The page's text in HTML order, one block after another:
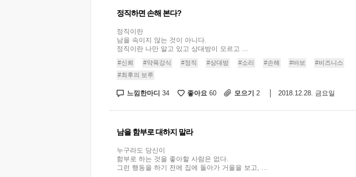
정직하면 손해 본다?
정직이란
남을 속이지 않는 것이 아니다.
정직이란 나만 알고 있고 상대방이 모르고 ...
#신뢰 #약육강식 #정직 #상대방 #소리 #손해 #바보
#비즈니스
#최후의 보루
느낌한마디 34 좋아요 60 모으기 2 2018.12.28. 금요일
남을 함부로 대하지 말라
누구라도 당신이
함부로 하는 것을 좋아할 사람은 없다.
그런 행동을 하기 전에 집에 돌아가 거울을 보고, ...